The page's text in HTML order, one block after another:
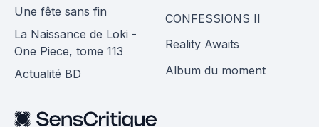
Une fête sans fin
La Naissance de Loki -
One Piece, tome 113
Actualité BD
CONFESSIONS II
Reality Awaits
Album du moment